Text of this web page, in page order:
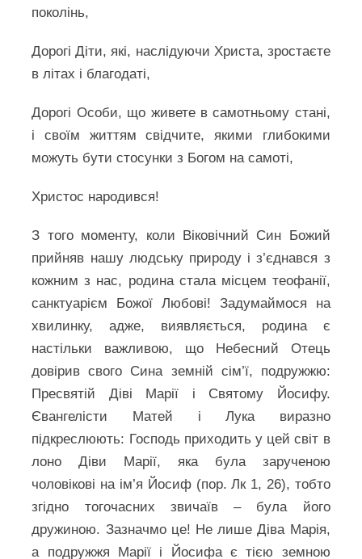
поколінь,
Дорогі Діти, які, наслідуючи Христа, зростаєте
в літах і благодаті,
Дорогі Особи, що живете в самотньому стані,
і своїм життям свідчите, якими глибокими
можуть бути стосунки з Богом на самоті,
Христос народився!
З того моменту, коли Віковічний Син Божий
прийняв нашу людську природу і з’єднався з
кожним з нас, родина стала місцем теофанії,
санктуарієм Божої Любові! Задумаймося на
хвилинку, адже, виявляється, родина є
настільки важливою, що Небесний Отець
довірив свого Сина земній сім’ї, подружжю:
Пресвятій Діві Марії і Святому Йосифу.
Євангелісти Матей і Лука виразно
підкреслюють: Господь приходить у цей світ в
лоно Діви Марії, яка була зарученою
чоловікові на ім’я Йосиф (пор. Лк 1, 26), тобто
згідно тогочасних звичаїв – була його
дружиною. Зазначмо це! Не лише Діва Марія,
а подружжя Марії і Йосифа є тією земною